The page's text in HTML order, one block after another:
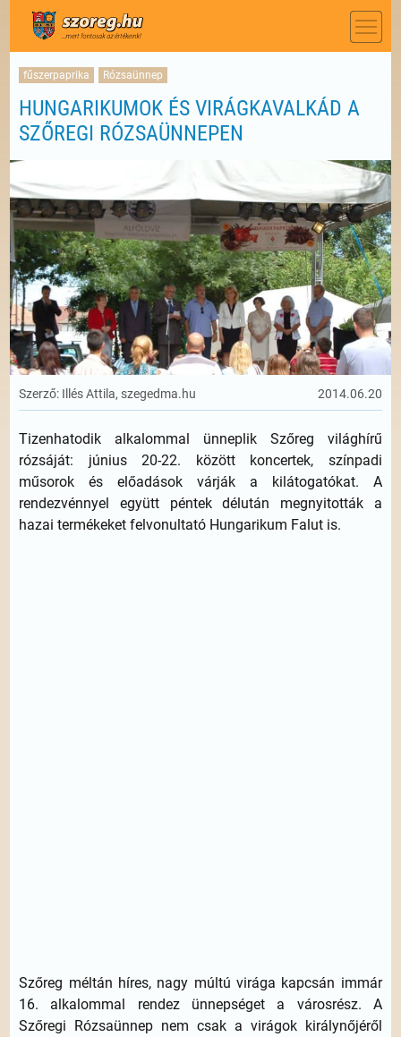
fűszerpaprika Rózsaünnep
HUNGARIKUMOK ÉS VIRÁGKAVALKÁD A
SZŐREGI RÓZSAÜNNEPEN
Szerző: Illés Attila, szegedma.hu 2014.06.20
Tizenhatodik alkalommal ünneplik Szőreg világhírű
rózsáját: június 20-22. között koncertek, színpadi
műsorok és előadások várják a kilátogatókat. A
rendezvénnyel együtt péntek délután megnyitották a
hazai termékeket felvonultató Hungarikum Falut is.
Szőreg méltán híres, nagy múltú virága kapcsán immár
16. alkalommal rendez ünnepséget a városrész. A
Szőregi Rózsaünnep nem csak a virágok királynőjéről